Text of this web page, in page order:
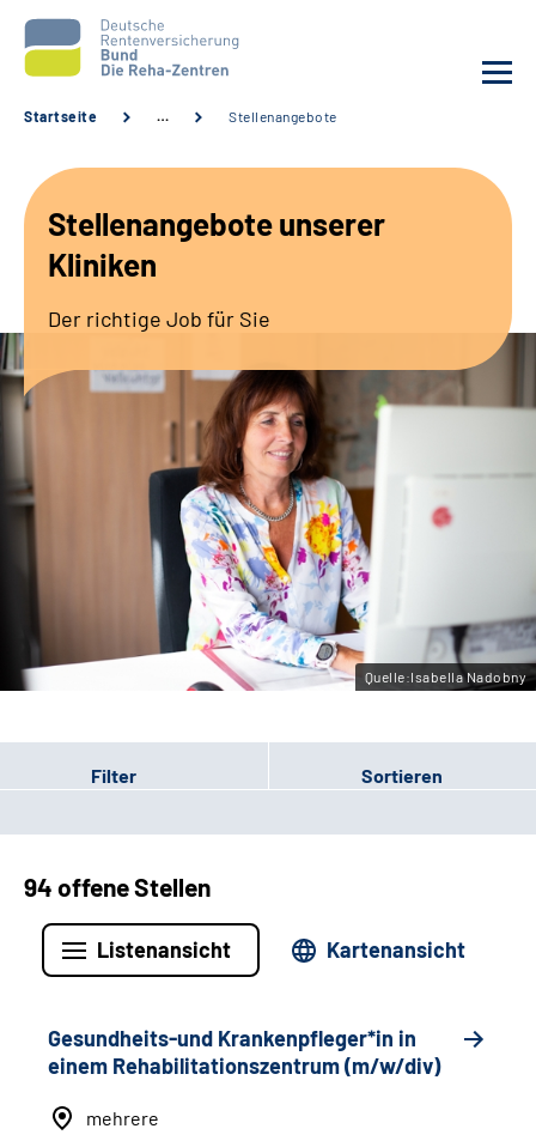
Unsere Kliniken
Sozialdienste & Zuweisende
Erweiterte Suche
Gebärdensprache
Leichte Sprache
Startseite … Stellenangebote
Stellenangebote unserer
Kliniken
Der richtige Job für Sie
Quelle:Isabella Nadobny
Filter Sortieren
94 offene Stellen
Listenansicht Kartenansicht
Gesundheits-und Krankenpfleger*in in
einem Rehabilitationszentrum (m/w/div)
mehrere